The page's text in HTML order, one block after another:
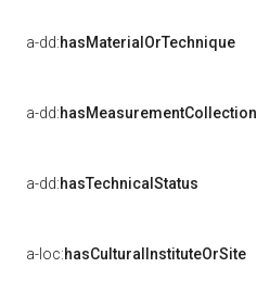
a-dd:hasMaterialOrTechnique
a-dd:hasMeasurementCollection
a-dd:hasTechnicalStatus
a-loc:hasCulturalInstituteOrSite